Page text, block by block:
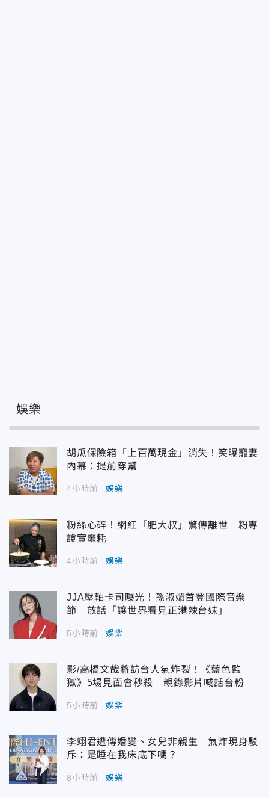
娛樂
胡瓜保險箱「上百萬現金」消失！笑曝寵妻
內幕：提前穿幫
4小時前 娛樂
粉絲心碎！網紅「肥大叔」驚傳離世 粉專
證實噩耗
4小時前 娛樂
JJA壓軸卡司曝光！孫淑媚首登國際音樂
節 放話「讓世界看見正港辣台妹」
5小時前 娛樂
影/高橋文哉將訪台人氣炸裂！《藍色監
獄》5場見面會秒殺 親錄影片喊話台粉
5小時前 娛樂
李翊君遭傳婚變、女兒非親生 氣炸現身駁
斥：是睡在我床底下嗎？
8小時前 娛樂